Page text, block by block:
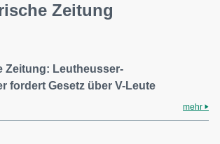
Zeitung
Zeitung: Leutheusser-
fordert Gesetz über V-Leute
mehr